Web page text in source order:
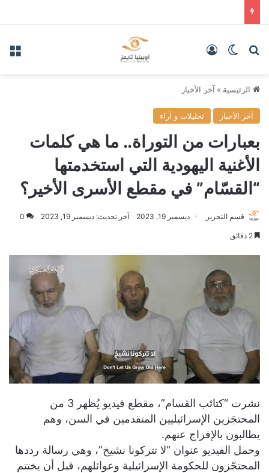
بحث عنالوضع المظلم
الرئيسية » آخر الأخبار
آخر الأخبار تحليلات و آراء
بعبارات من التوراة.. ما هي كلمات
الأغنية اليهودية التي استخدمتها
“القسّام” في مقطع الأسرى الأخير؟
قسم التحرير ديسمبر 19, 2023 آخر تحديث: ديسمبر 19, 2023 0
نشرت “كتائب القسام”، مقطع فيديو يُظهر 3 من
المحتجَزين الإسرائيليين المتقدمين في السن، وهم
يطالبون بالإفراج عنهم.
وحمل الفيديو عنوان “لا تتركونا نشيخ”، وهي رسالة رددها
المحتجّزون للحكومة الإسرائيلية وعوائلهم، قبل أن يختتم